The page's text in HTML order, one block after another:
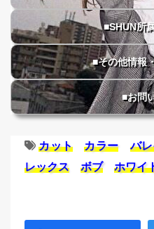
■SHUN所
■その他情報
■お問
カット カラー バ
レックス
ボブ ホワイ